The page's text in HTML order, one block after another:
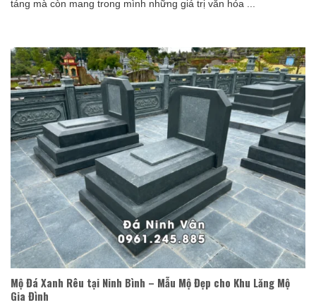
táng mà còn mang trong mình những giá trị văn hóa ...
Mộ Đá Xanh Rêu tại Ninh Bình – Mẫu Mộ Đẹp cho Khu Lăng Mộ
Gia Đình